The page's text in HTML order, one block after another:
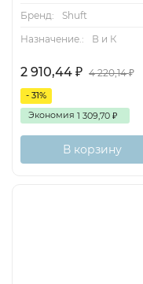
Бренд:
Shuft
Назначение.:
В и К
2 910,44 ₽ 4 220,14₽
- 31%
Экономия 1 309,70 ₽
В корзину